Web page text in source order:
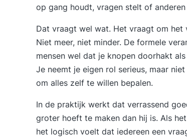
op gang houdt, vragen stelt of
Dat vraagt wel wat. Het vraagt om het
Niet meer, niet minder. De formele
mensen wel dat je knopen doorhakt
Je neemt je eigen rol serieus, maar
om alles zelf te willen bepalen.
In de praktijk werkt dat verrassend
groter hoeft te maken dan hij is. Als
het logisch voelt dat iedereen een